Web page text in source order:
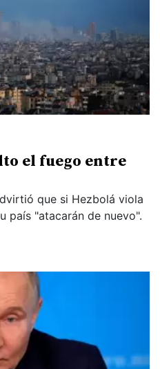
el fuego entre
que si Hezbolá viola
país "atacarán de nuevo".